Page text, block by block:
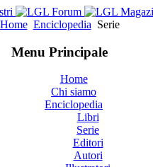
Home Enciclopedia Serie
Menu Principale
Home
Chi siamo
Enciclopedia
Libri
Serie
Editori
Autori